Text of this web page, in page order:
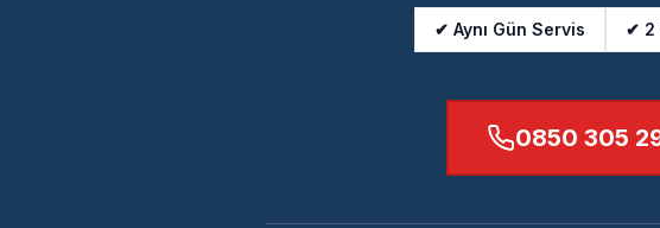
✔ Aynı Gün Servis ✔ 2
0850 305